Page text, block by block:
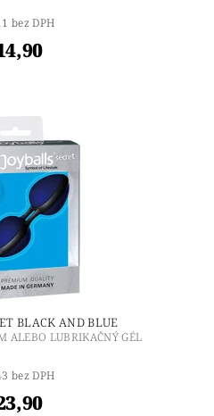
bez DPH
BLACK AND BLUE
ALEBO LUBRIKAČNÝ GÉL
bez DPH